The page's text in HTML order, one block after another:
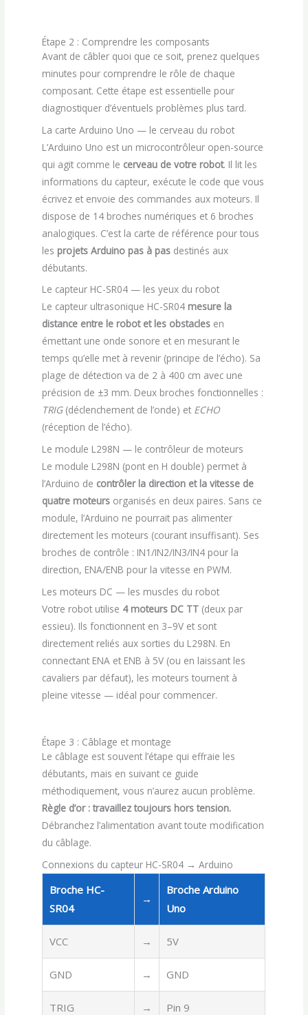
Étape 2 : Comprendre les composants
Avant de câbler quoi que ce soit, prenez quelques
minutes pour comprendre le rôle de chaque
composant. Cette étape est essentielle pour
diagnostiquer d’éventuels problèmes plus tard.
La carte Arduino Uno — le cerveau du robot
L’Arduino Uno est un microcontrôleur open-source
qui agit comme le cerveau de votre robot. Il lit les
informations du capteur, exécute le code que vous
écrivez et envoie des commandes aux moteurs. Il
dispose de 14 broches numériques et 6 broches
analogiques. C’est la carte de référence pour tous
les projets Arduino pas à pas destinés aux
débutants.
Le capteur HC-SR04 — les yeux du robot
Le capteur ultrasonique HC-SR04 mesure la
distance entre le robot et les obstacles en
émettant une onde sonore et en mesurant le
temps qu’elle met à revenir (principe de l’écho). Sa
plage de détection va de 2 à 400 cm avec une
précision de ±3 mm. Deux broches fonctionnelles :
TRIG(déclenchement de l’onde) et ECHO
(réception de l’écho).
Le module L298N — le contrôleur de moteurs
Le module L298N (pont en H double) permet à
l’Arduino de contrôler la direction et la vitesse de
quatre moteurs organisés en deux paires. Sans ce
module, l’Arduino ne pourrait pas alimenter
directement les moteurs (courant insuffisant). Ses
broches de contrôle : IN1/IN2/IN3/IN4 pour la
direction, ENA/ENB pour la vitesse en PWM.
Les moteurs DC — les muscles du robot
Votre robot utilise 4 moteurs DC TT (deux par
essieu). Ils fonctionnent en 3–9V et sont
directement reliés aux sorties du L298N. En
connectant ENA et ENB à 5V (ou en laissant les
cavaliers par défaut), les moteurs tournent à
pleine vitesse — idéal pour commencer.
Étape 3 : Câblage et montage
Le câblage est souvent l’étape qui effraie les
débutants, mais en suivant ce guide
méthodiquement, vous n’aurez aucun problème.
Règle d’or : travaillez toujours hors tension.
Débranchez l’alimentation avant toute modification
du câblage.
Connexions du capteur HC-SR04 → Arduino
Broche HC-
SR04
→
Broche Arduino
Uno
VCC → 5V
GND → GND
TRIG → Pin 9